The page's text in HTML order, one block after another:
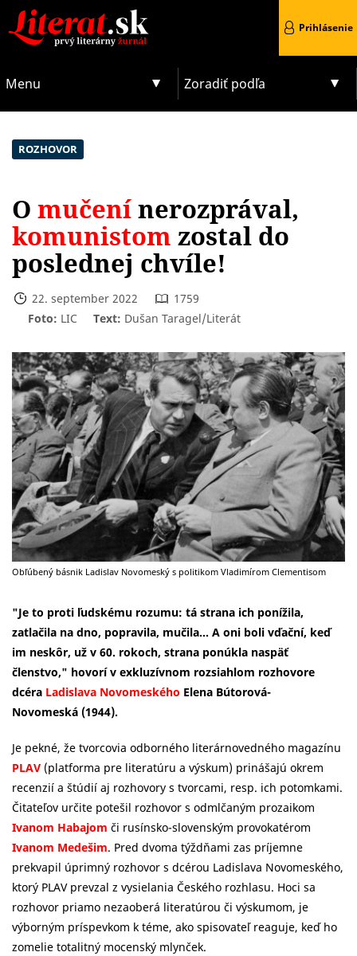
Menu Zoradiť podľa
Prihlásenie
ROZHOVOR
O mučenínerozprával,
komunistom zostal do
poslednej chvíle!
22. september 2022
1759
Text: Dušan Taragel/Literát
Foto: LIC
Obľúbený básnik Ladislav Novomeský s politikom Vladimírom Clementisom
"Je to proti ľudskému rozumu: tá strana ich ponížila,
zatlačila na dno, popravila, mučila... A oni boli vďační, keď
im neskôr, už v 60. rokoch, strana ponúkla naspäť
členstvo," hovorí v exkluzívnom rozsiahlom rozhovore
dcéra Ladislava Novomeského Elena Bútorová-
Novomeská (1944).
Je pekné, že tvorcovia odborného literárnovedného magazínu
PLAV (platforma pre literatúru a výskum) prinášajú okrem
recenzií a štúdií aj rozhovory s tvorcami, resp. ich potomkami.
Čitateľov určite potešil rozhovor s odmlčaným prozaikom
Ivanom Habajom či rusínsko-slovenským provokatérom
Ivanom Medešim. Pred dvoma týždňami zas príjemne
prekvapil úprimný rozhovor s dcérou Ladislava Novomeského,
ktorý PLAV prevzal z vysielania Českého rozhlasu. Hoci sa
rozhovor priamo nezaoberá literatúrou či výskumom, je
výborným príspevkom k téme, ako spisovateľ reaguje, keď ho
zomelie totalitný mocenský mlynček.